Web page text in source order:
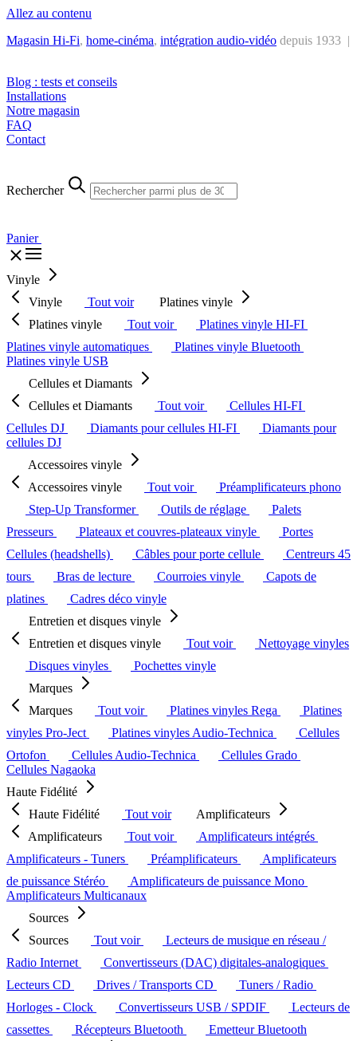
Allez au contenu
Magasin Hi-Fi, home-cinéma, intégration audio-vidéo depuis 1933 |
Blog : tests et conseils
Installations
Notre magasin
FAQ
Contact
Rechercher
Panier
Vinyle
Vinyle
Tout voir
Platines vinyle
Platines vinyle
Tout voir
Platines vinyle HI-FI
Platines vinyle automatiques
Platines vinyle Bluetooth
Platines vinyle USB
Cellules et Diamants
Cellules et Diamants
Tout voir
Cellules HI-FI
Cellules DJ
Diamants pour cellules HI-FI
Diamants pour
cellules DJ
Accessoires vinyle
Accessoires vinyle
Tout voir
Préamplificateurs phono
Step-Up Transformer
Outils de réglage
Palets
Presseurs
Plateaux et couvres-plateaux vinyle
Portes
Cellules (headshells)
Câbles pour porte cellule
Centreurs 45
tours
Bras de lecture Courroies vinyle
Capots de
platines
Cadres déco vinyle
Entretien et disques vinyle
Entretien et disques vinyle
Tout voir
Nettoyage vinyles
Disques vinyles
Pochettes vinyle
Marques
Marques
Tout voir Platines vinyles Rega
Platines
vinyles Pro-Ject
Platines vinyles Audio-Technica
Cellules
Ortofon
Cellules Audio-Technica
Cellules Grado
Cellules Nagaoka
Haute Fidélité
Haute Fidélité
Tout voir
Amplificateurs
Amplificateurs
Tout voir
Amplificateurs intégrés
Amplificateurs - Tuners
Préamplificateurs
Amplificateurs
de puissance Stéréo
Amplificateurs de puissance Mono
Amplificateurs Multicanaux
Sources
Sources
Tout voir
Lecteurs de musique en réseau /
Radio Internet
Convertisseurs (DAC) digitales-analogiques
Lecteurs CD
Drives / Transports CD
Tuners / Radio
Horloges - Clock
Convertisseurs USB / SPDIF
Lecteurs de
cassettes
Récepteurs Bluetooth
Emetteur Bluetooth